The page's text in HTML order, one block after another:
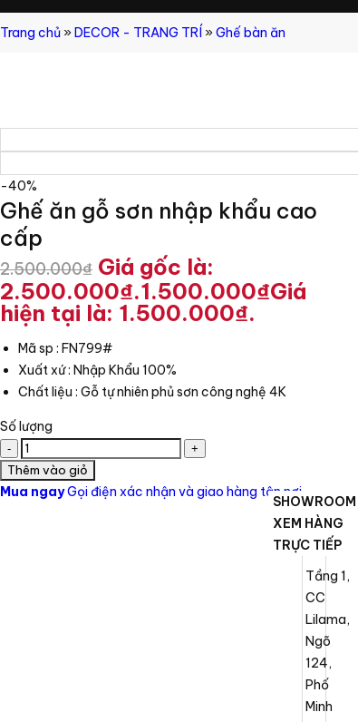
Trang chủ »DECOR - TRANG TRÍ »Ghế bàn ăn
-40%
Ghế ăn gỗ sơn nhập khẩu cao
cấp
2.500.000₫ Giá gốc là:
2.500.000₫.1.500.000₫Giá
hiện tại là: 1.500.000₫.
Mã sp : FN799#
Xuất xứ : Nhập Khẩu 100%
Chất liệu : Gỗ tự nhiên phủ sơn công nghệ 4K
Số lượng
Thêm vào giỏ
Mua ngayGọi điện xác nhận và giao hàng tận nơi
SHOWROOM
XEM HÀNG
TRỰC TIẾP
Tầng 1,
CC
Lilama,
Ngõ
124,
Phố
Minh